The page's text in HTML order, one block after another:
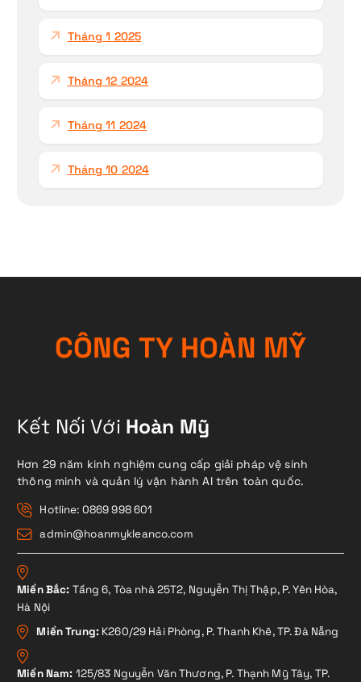
Tháng 1 2025
Tháng 12 2024
Tháng 11 2024
Tháng 10 2024
CÔNG TY HOÀN MỸ
Kết Nối Với Hoàn Mỹ
Hơn 29 năm kinh nghiệm cung cấp giải pháp vệ sinh
thông minh và quản lý vận hành AI trên toàn quốc.
Hotline: 0869 998 601
admin@hoanmykleanco.com
Miền Bắc: Tầng 6, Tòa nhà 25T2, Nguyễn Thị Thập, P. Yên Hòa,
Hà Nội
Miền Trung: K260/29 Hải Phòng, P. Thanh Khê, TP. Đà Nẵng
Miền Nam: 125/83 Nguyễn Văn Thương, P. Thạnh Mỹ Tây, TP.